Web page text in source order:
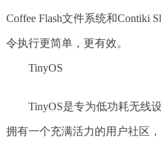
Coffee Flash文件系统和Contiki
令执行更简单，更有效。
TinyOS
TinyOS是专为低功耗无线
拥有一个充满活力的用户社区